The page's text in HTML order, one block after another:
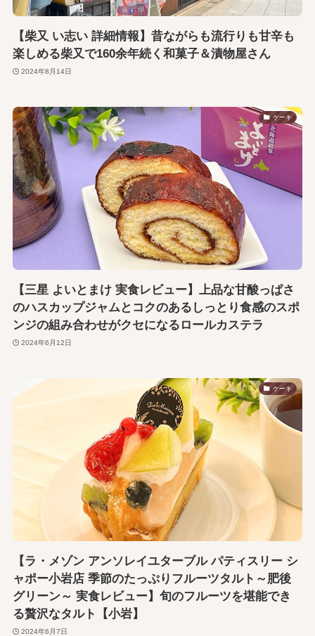
【柴又 い志い 詳細情報】昔ながらも流行りも甘辛も
楽しめる柴又で160余年続く和菓子＆漬物屋さん
2024年8月14日
ケーキ
【三星 よいとまけ 実食レビュー】上品な甘酸っぱさ
のハスカップジャムとコクのあるしっとり食感のスポ
ンジの組み合わせがクセになるロールカステラ
2024年6月12日
ケーキ
【ラ・メゾン アンソレイユターブル パティスリー シ
ャポー小岩店 季節のたっぷりフルーツタルト～肥後
グリーン～ 実食レビュー】旬のフルーツを堪能でき
る贅沢なタルト【小岩】
2024年6月7日